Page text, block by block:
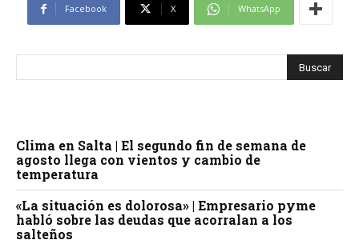
Facebook X WhatsApp
Clima en Salta | El segundo fin de semana de
agosto llega con vientos y cambio de
temperatura
«La situación es dolorosa» | Empresario pyme
habló sobre las deudas que acorralan a los
salteños